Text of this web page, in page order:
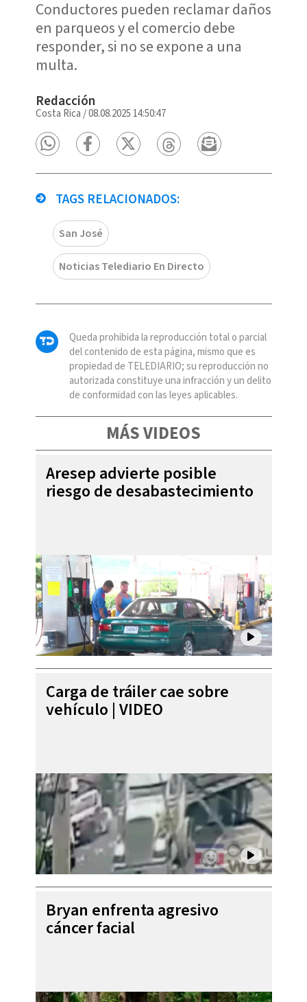
Conductores pueden reclamar daños
en parqueos y el comercio debe
responder, si no se expone a una
multa.
Redacción
Costa Rica /08.08.2025 14:50:47
TAGS RELACIONADOS:
San José
Noticias Telediario En Directo
Queda prohibida la reproducción total o parcial
del contenido de esta página, mismo que es
propiedad de TELEDIARIO; su reproducción no
autorizada constituye una infracción y un delito
de conformidad con las leyes aplicables.
MÁS VIDEOS
Aresep advierte posible
riesgo de desabastecimiento
Carga de tráiler cae sobre
vehículo | VIDEO
Bryan enfrenta agresivo
cáncer facial